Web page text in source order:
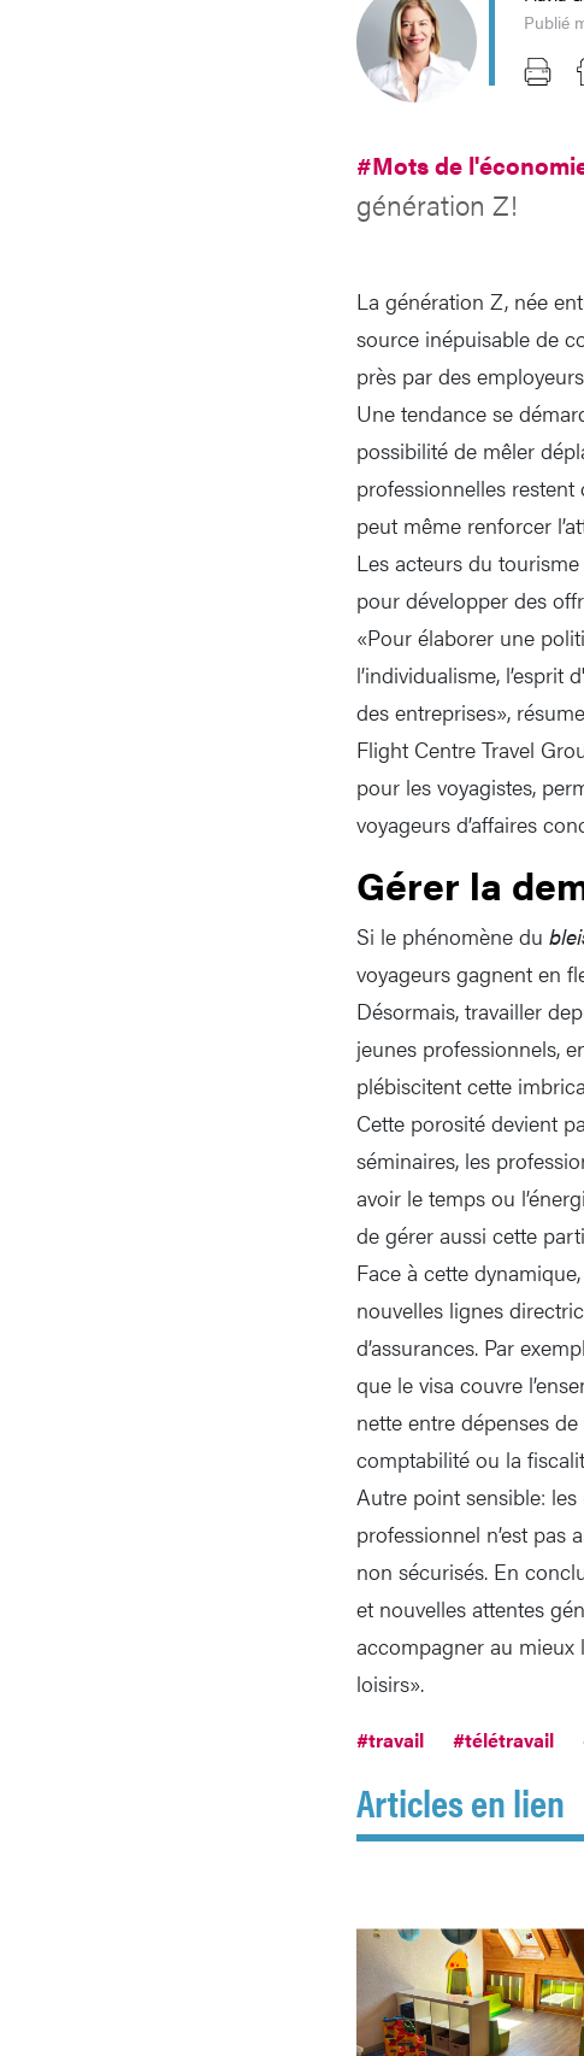
Publié
#Mots de
génération Z!
La génération Z, née
source inépuisable de
près par des
Une tendance se
possibilité de mêler
professionnelles
peut même renforcer
Les acteurs du
pour développer des
«Pour élaborer une
l’individualisme,
des entreprises»,
Flight Centre Travel
pour les voyagistes,
voyageurs d’affaires
Gérer la
Si le phénomène du
voyageurs gagnent en
Désormais, travailler
jeunes professionnels,
plébiscitent cette
Cette porosité devient
séminaires, les
avoir le temps ou
de gérer aussi cette
Face à cette
nouvelles lignes
d’assurances. Par
que le visa couvre
nette entre dépenses
comptabilité ou la
Autre point sensible:
professionnel n’est
non sécurisés. En
et nouvelles attentes
accompagner au mieux
loisirs».
#travail #télétravail
Articles en lien